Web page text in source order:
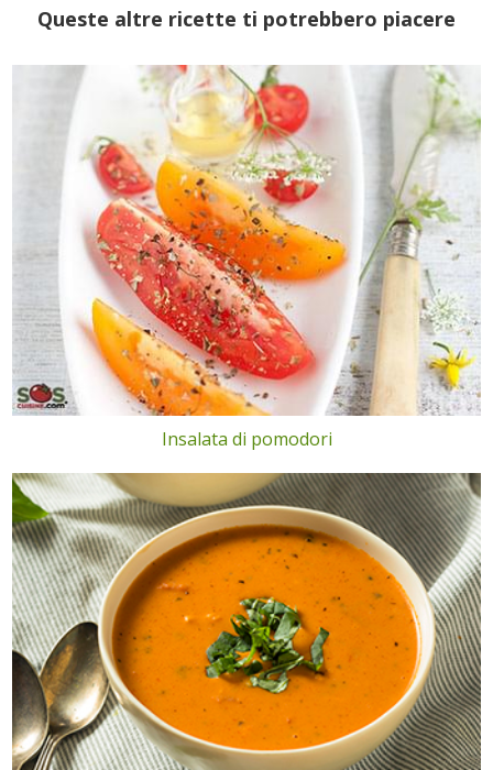
Queste altre ricette ti potrebbero piacere
Insalata di pomodori